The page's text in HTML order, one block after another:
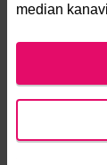
median
Usein kysytyt
Lataa